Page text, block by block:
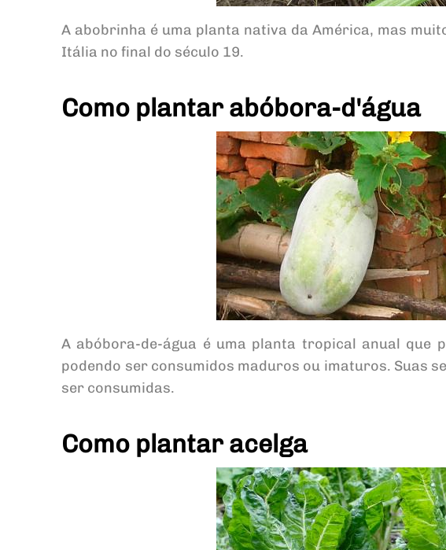
A abobrinha é uma planta nativa da América, mas
Itália no final do século 19.
Como plantar abóbora-d'água
A abóbora-de-água é uma planta tropical anual que
podendo ser consumidos maduros ou imaturos. Suas
ser consumidas.
Como plantar acelga